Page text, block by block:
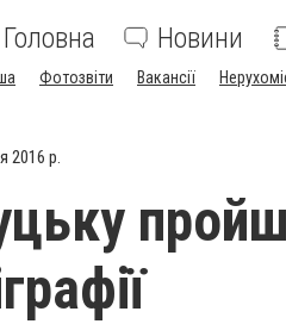
Головна Новини
Фотозвіти Вакансії
2016 р.